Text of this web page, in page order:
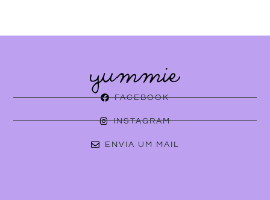
FACEBOOK
INSTAGRAM
ENVIA UM MAIL